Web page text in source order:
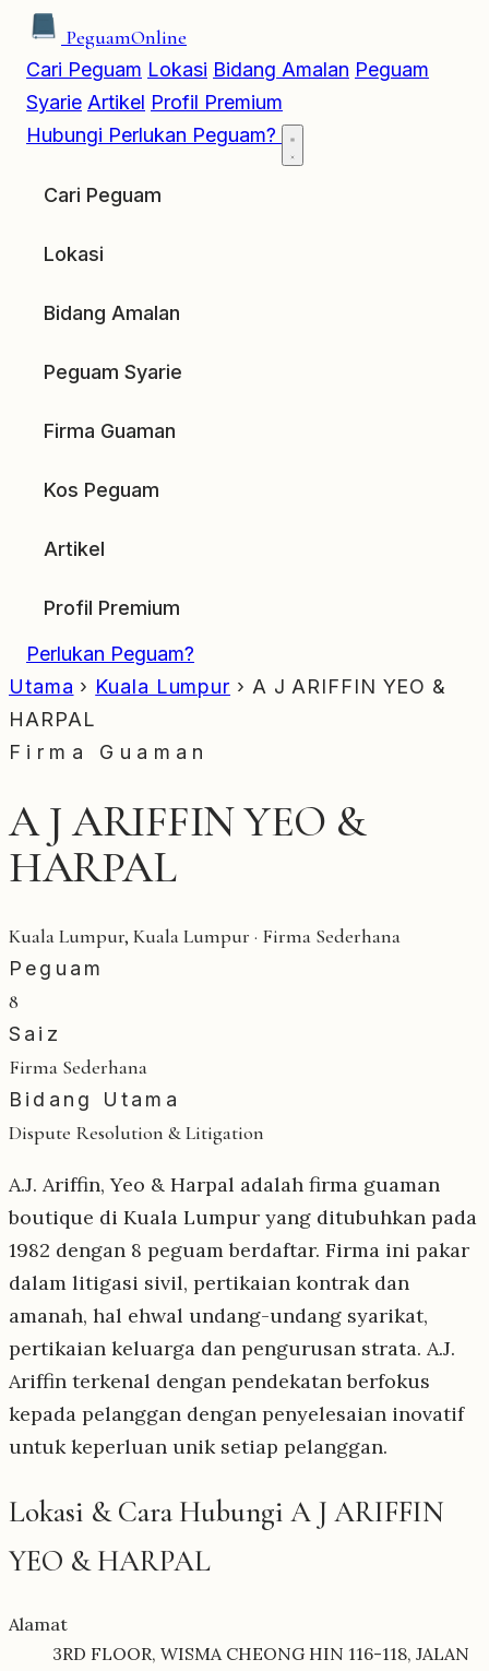
PeguamOnline
Cari Peguam Lokasi Bidang Amalan Peguam
Syarie Artikel Profil Premium
Hubungi Perlukan Peguam?
Cari Peguam
Lokasi
Bidang Amalan
Peguam Syarie
Firma Guaman
Kos Peguam
Artikel
Profil Premium
Perlukan Peguam?
Utama › Kuala Lumpur › A J ARIFFIN YEO &
HARPAL
Firma Guaman
A J ARIFFIN YEO &
HARPAL
Kuala Lumpur, Kuala Lumpur · Firma Sederhana
Peguam
8
Saiz
Firma Sederhana
Bidang Utama
Dispute Resolution & Litigation
A.J. Ariffin, Yeo & Harpal adalah firma guaman
boutique di Kuala Lumpur yang ditubuhkan pada
1982 dengan 8 peguam berdaftar. Firma ini pakar
dalam litigasi sivil, pertikaian kontrak dan
amanah, hal ehwal undang-undang syarikat,
pertikaian keluarga dan pengurusan strata. A.J.
Ariffin terkenal dengan pendekatan berfokus
kepada pelanggan dengan penyelesaian inovatif
untuk keperluan unik setiap pelanggan.
Lokasi & Cara Hubungi A J ARIFFIN
YEO & HARPAL
Alamat
3RD FLOOR, WISMA CHEONG HIN 116-118, JALAN